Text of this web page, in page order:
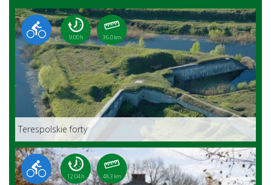
9:00 h 36.0 km
Terespolskie forty
12:04 h 48.3 km